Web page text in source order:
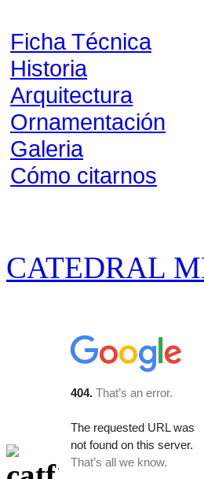
Ficha Técnica
Historia
Arquitectura
Ornamentación
Galeria
Cómo citarnos
CATEDRAL